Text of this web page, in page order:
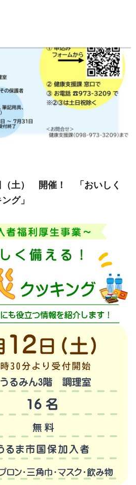
（土） 開催！ 「おいしく
グ」